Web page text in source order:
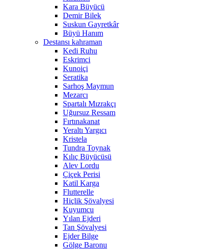
Kara Büyücü
Demir Bilek
Suskun Gayretkâr
Büyü Hanım
Destansı kahraman
Kedi Ruhu
Eskrimci
Kunoiçi
Seratika
Sarhoş Maymun
Mezarcı
Spartalı Mızrakçı
Uğursuz Ressam
Fırtınakanat
Yeraltı Yargıcı
Kristela
Tundra Toynak
Kılıç Büyücüsü
Alev Lordu
Çiçek Perisi
Katil Karga
Flutterelle
Hiçlik Şövalyesi
Kuyumcu
Yılan Ejderi
Tan Şövalyesi
Ejder Bilge
Gölge Baronu